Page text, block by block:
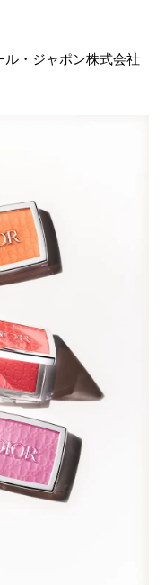
・ジャポン株式会社